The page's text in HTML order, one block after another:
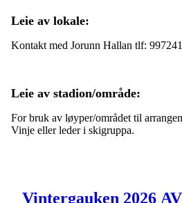
Leie av lokale:
Kontakt med Jorunn Hallan tlf:
Leie av stadion/område:
For bruk av løyper/området til
Vinje eller leder i skigruppa.
Vintergauken 2026